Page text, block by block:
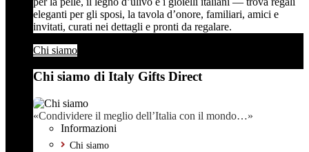
eleganti per gli sposi, la tavola d’onore, familiari, amici e
invitati, curati nei dettagli e pronti da regalare.
Chi siamo
Chi siamo di Italy Gifts Direct
«Condividere il meglio dell’Italia con il mondo…»
Informazioni
Chi siamo